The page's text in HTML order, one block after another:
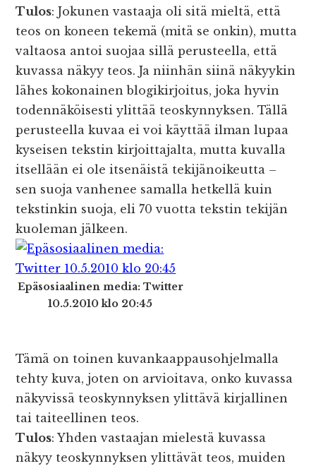
Tulos: Jokunen vastaaja oli sitä mieltä, että
teos on koneen tekemä (mitä se onkin), mutta
valtaosa antoi suojaa sillä perusteella, että
kuvassa näkyy teos. Ja niinhän siinä näkyykin
lähes kokonainen blogikirjoitus, joka hyvin
todennäköisesti ylittää teoskynnyksen. Tällä
perusteella kuvaa ei voi käyttää ilman lupaa
kyseisen tekstin kirjoittajalta, mutta kuvalla
itsellään ei ole itsenäistä tekijänoikeutta –
sen suoja vanhenee samalla hetkellä kuin
tekstinkin suoja, eli 70 vuotta tekstin tekijän
kuoleman jälkeen.
Epäsosiaalinen media: Twitter
10.5.2010 klo 20:45
Tämä on toinen kuvankaappausohjelmalla
tehty kuva, joten on arvioitava, onko kuvassa
näkyvissä teoskynnyksen ylittävä kirjallinen
tai taiteellinen teos.
Tulos: Yhden vastaajan mielestä kuvassa
näkyy teoskynnyksen ylittävät teos, muiden